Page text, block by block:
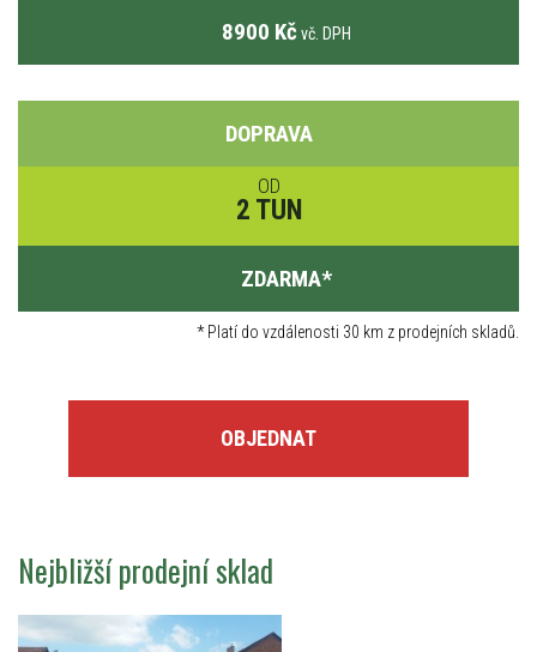
8900 Kč vč. DPH
DOPRAVA
OD
2 TUN
ZDARMA*
*Platí do vzdálenosti 30 km z prodejních skladů.
OBJEDNAT
Nejbližší prodejní sklad